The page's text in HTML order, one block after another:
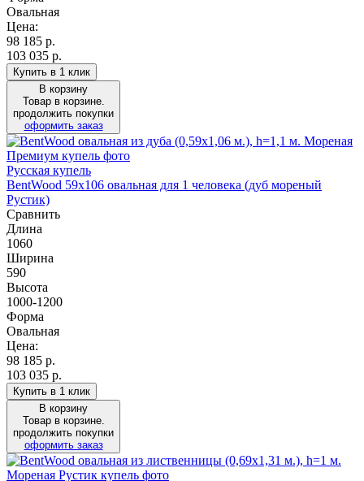
Овальная
Цена:
98 185 р.
103 035 р.
Купить в 1 клик
В корзину
Товар в корзине.
продолжить покупки
оформить заказ
Русская купель
BentWood 59х106 овальная для 1 человека (дуб мореный
Рустик)
Сравнить
Длина
1060
Ширина
590
Высота
1000-1200
Форма
Овальная
Цена:
98 185 р.
103 035 р.
Купить в 1 клик
В корзину
Товар в корзине.
продолжить покупки
оформить заказ